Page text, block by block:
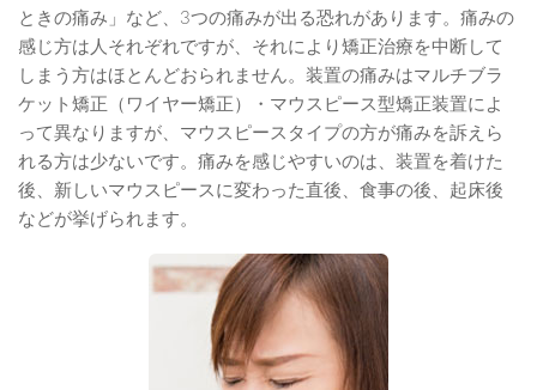
ときの痛み」など、3つの痛みが出る恐れがあります。痛みの
感じ方は人それぞれですが、それにより矯正治療を中断して
しまう方はほとんどおられません。装置の痛みはマルチブラ
ケット矯正（ワイヤー矯正）・マウスピース型矯正装置によ
って異なりますが、マウスピースタイプの方が痛みを訴えら
れる方は少ないです。痛みを感じやすいのは、装置を着けた
後、新しいマウスピースに変わった直後、食事の後、起床後
などが挙げられます。